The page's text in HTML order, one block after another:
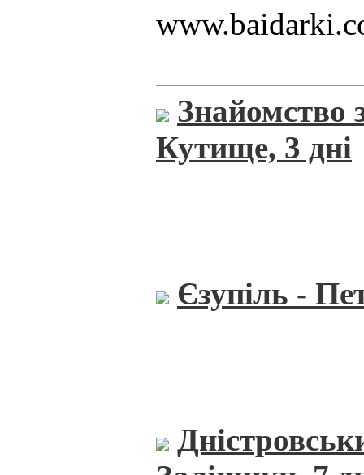
Знайомство
Кутище, 3 дні
Єзупіль -